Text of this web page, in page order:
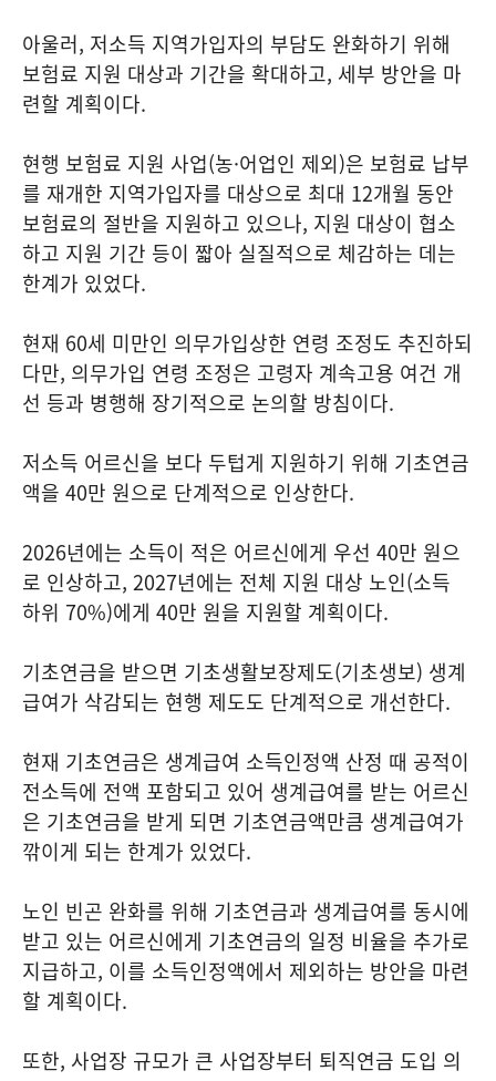
아울러, 저소득 지역가입자의 부담도 완화하기 위해
보험료 지원 대상과 기간을 확대하고, 세부 방안을 마
련할 계획이다.
현행 보험료 지원 사업(농·어업인 제외)은 보험료 납부
를 재개한 지역가입자를 대상으로 최대 12개월 동안
보험료의 절반을 지원하고 있으나, 지원 대상이 협소
하고 지원 기간 등이 짧아 실질적으로 체감하는 데는
한계가 있었다.
현재 60세 미만인 의무가입상한 연령 조정도 추진하되
다만, 의무가입 연령 조정은 고령자 계속고용 여건 개
선 등과 병행해 장기적으로 논의할 방침이다.
저소득 어르신을 보다 두텁게 지원하기 위해 기초연금
액을 40만 원으로 단계적으로 인상한다.
2026년에는 소득이 적은 어르신에게 우선 40만 원으
로 인상하고, 2027년에는 전체 지원 대상 노인(소득
하위 70%)에게 40만 원을 지원할 계획이다.
기초연금을 받으면 기초생활보장제도(기초생보) 생계
급여가 삭감되는 현행 제도도 단계적으로 개선한다.
현재 기초연금은 생계급여 소득인정액 산정 때 공적이
전소득에 전액 포함되고 있어 생계급여를 받는 어르신
은 기초연금을 받게 되면 기초연금액만큼 생계급여가
깎이게 되는 한계가 있었다.
노인 빈곤 완화를 위해 기초연금과 생계급여를 동시에
받고 있는 어르신에게 기초연금의 일정 비율을 추가로
지급하고, 이를 소득인정액에서 제외하는 방안을 마련
할 계획이다.
또한, 사업장 규모가 큰 사업장부터 퇴직연금 도입 의